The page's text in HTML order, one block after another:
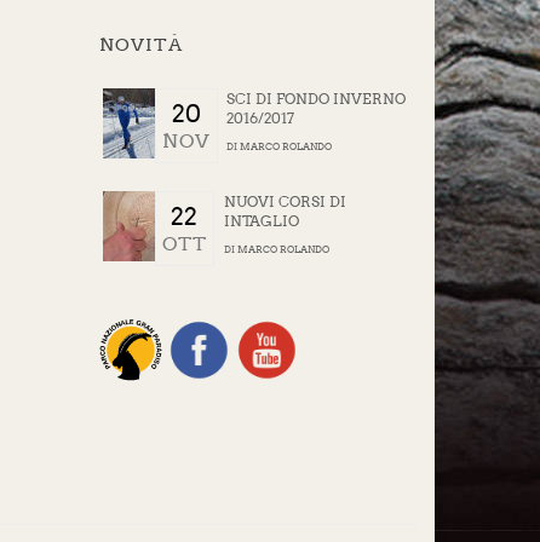
NOVITÀ
20
NOV
SCI DI FONDO INVERNO
2016/2017
DI MARCO ROLANDO
22
OTT
NUOVI CORSI DI
INTAGLIO
DI MARCO ROLANDO